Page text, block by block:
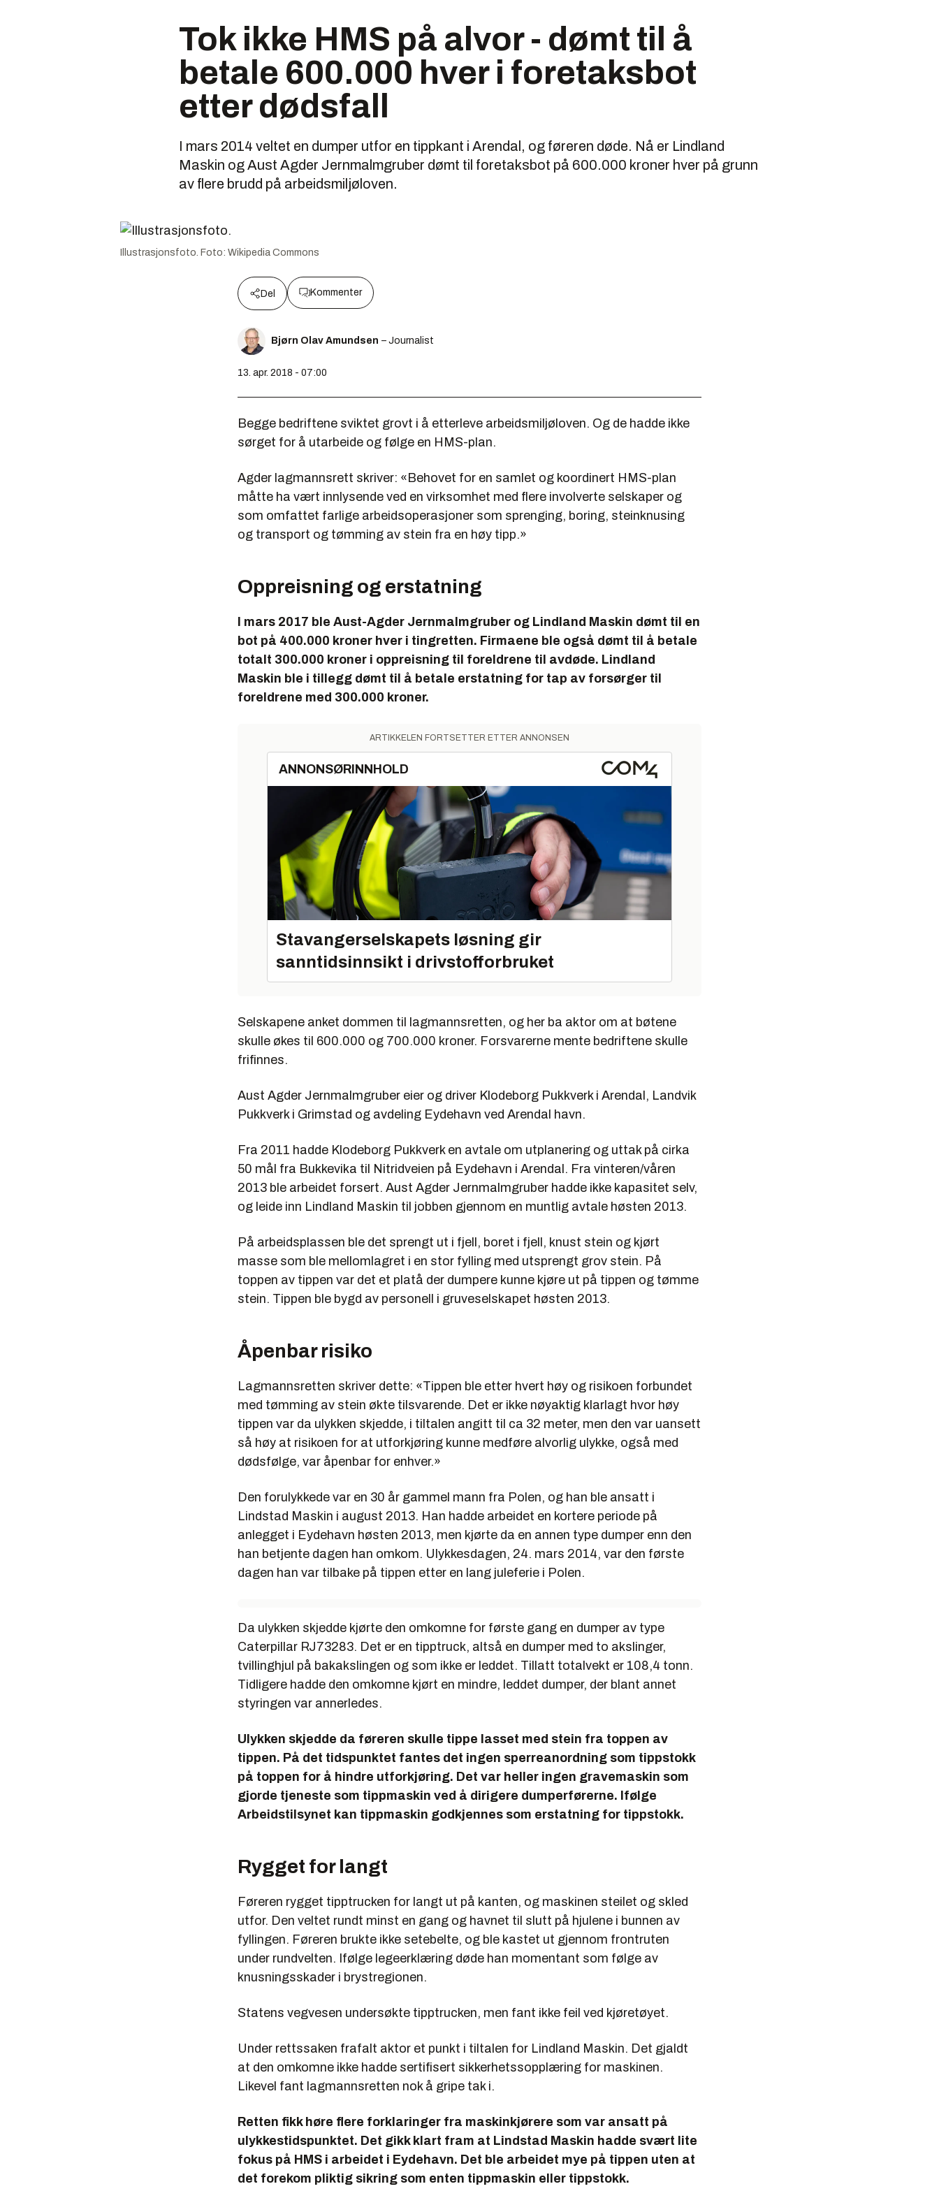
Tok ikke HMS på alvor - dømt til å
betale 600.000 hver i foretaksbot
etter dødsfall
I mars 2014 veltet en dumper utfor en tippkant i Arendal, og føreren døde. Nå er Lindland
Maskin og Aust Agder Jernmalmgruber dømt til foretaksbot på 600.000 kroner hver på grunn
av flere brudd på arbeidsmiljøloven.
Illustrasjonsfoto. Foto: Wikipedia Commons
Del Kommenter
Bjørn Olav Amundsen – Journalist
13. apr. 2018 - 07:00
Begge bedriftene sviktet grovt i å etterleve arbeidsmiljøloven. Og de hadde ikke
sørget for å utarbeide og følge en HMS-plan.
Agder lagmannsrett skriver: «Behovet for en samlet og koordinert HMS-plan
måtte ha vært innlysende ved en virksomhet med flere involverte selskaper og
som omfattet farlige arbeidsoperasjoner som sprenging, boring, steinknusing
og transport og tømming av stein fra en høy tipp.»
Oppreisning og erstatning
I mars 2017 ble Aust-Agder Jernmalmgruber og Lindland Maskin dømt til en
bot på 400.000 kroner hver i tingretten. Firmaene ble også dømt til å betale
totalt 300.000 kroner i oppreisning til foreldrene til avdøde. Lindland
Maskin ble i tillegg dømt til å betale erstatning for tap av forsørger til
foreldrene med 300.000 kroner.
ARTIKKELEN FORTSETTER ETTER ANNONSEN
ANNONSØRINNHOLD
Stavangerselskapets løsning gir
sanntidsinnsikt i drivstofforbruket
Selskapene anket dommen til lagmannsretten, og her ba aktor om at bøtene
skulle økes til 600.000 og 700.000 kroner. Forsvarerne mente bedriftene skulle
frifinnes.
Aust Agder Jernmalmgruber eier og driver Klodeborg Pukkverk i Arendal, Landvik
Pukkverk i Grimstad og avdeling Eydehavn ved Arendal havn.
Fra 2011 hadde Klodeborg Pukkverk en avtale om utplanering og uttak på cirka
50 mål fra Bukkevika til Nitridveien på Eydehavn i Arendal. Fra vinteren/våren
2013 ble arbeidet forsert. Aust Agder Jernmalmgruber hadde ikke kapasitet selv,
og leide inn Lindland Maskin til jobben gjennom en muntlig avtale høsten 2013.
På arbeidsplassen ble det sprengt ut i fjell, boret i fjell, knust stein og kjørt
masse som ble mellomlagret i en stor fylling med utsprengt grov stein. På
toppen av tippen var det et platå der dumpere kunne kjøre ut på tippen og tømme
stein. Tippen ble bygd av personell i gruveselskapet høsten 2013.
Åpenbar risiko
Lagmannsretten skriver dette: «Tippen ble etter hvert høy og risikoen forbundet
med tømming av stein økte tilsvarende. Det er ikke nøyaktig klarlagt hvor høy
tippen var da ulykken skjedde, i tiltalen angitt til ca 32 meter, men den var uansett
så høy at risikoen for at utforkjøring kunne medføre alvorlig ulykke, også med
dødsfølge, var åpenbar for enhver.»
Den forulykkede var en 30 år gammel mann fra Polen, og han ble ansatt i
Lindstad Maskin i august 2013. Han hadde arbeidet en kortere periode på
anlegget i Eydehavn høsten 2013, men kjørte da en annen type dumper enn den
han betjente dagen han omkom. Ulykkesdagen, 24. mars 2014, var den første
dagen han var tilbake på tippen etter en lang juleferie i Polen.
Da ulykken skjedde kjørte den omkomne for første gang en dumper av type
Caterpillar RJ73283. Det er en tipptruck, altså en dumper med to akslinger,
tvillinghjul på bakakslingen og som ikke er leddet. Tillatt totalvekt er 108,4 tonn.
Tidligere hadde den omkomne kjørt en mindre, leddet dumper, der blant annet
styringen var annerledes.
Ulykken skjedde da føreren skulle tippe lasset med stein fra toppen av
tippen. På det tidspunktet fantes det ingen sperreanordning som tippstokk
på toppen for å hindre utforkjøring. Det var heller ingen gravemaskin som
gjorde tjeneste som tippmaskin ved å dirigere dumperførerne. Ifølge
Arbeidstilsynet kan tippmaskin godkjennes som erstatning for tippstokk.
Rygget for langt
Føreren rygget tipptrucken for langt ut på kanten, og maskinen steilet og skled
utfor. Den veltet rundt minst en gang og havnet til slutt på hjulene i bunnen av
fyllingen. Føreren brukte ikke setebelte, og ble kastet ut gjennom frontruten
under rundvelten. Ifølge legeerklæring døde han momentant som følge av
knusningsskader i brystregionen.
Statens vegvesen undersøkte tipptrucken, men fant ikke feil ved kjøretøyet.
Under rettssaken frafalt aktor et punkt i tiltalen for Lindland Maskin. Det gjaldt
at den omkomne ikke hadde sertifisert sikkerhetssopplæring for maskinen.
Likevel fant lagmannsretten nok å gripe tak i.
Retten fikk høre flere forklaringer fra maskinkjørere som var ansatt på
ulykkestidspunktet. Det gikk klart fram at Lindstad Maskin hadde svært lite
fokus på HMS i arbeidet i Eydehavn. Det ble arbeidet mye på tippen uten at
det forekom pliktig sikring som enten tippmaskin eller tippstokk.